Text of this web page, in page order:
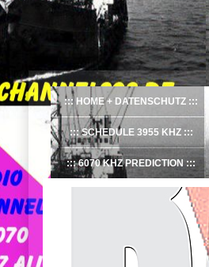
HOME + DATENSCHUTZ
SCHEDULE 3955 KHZ
6070 KHZ PREDICTION